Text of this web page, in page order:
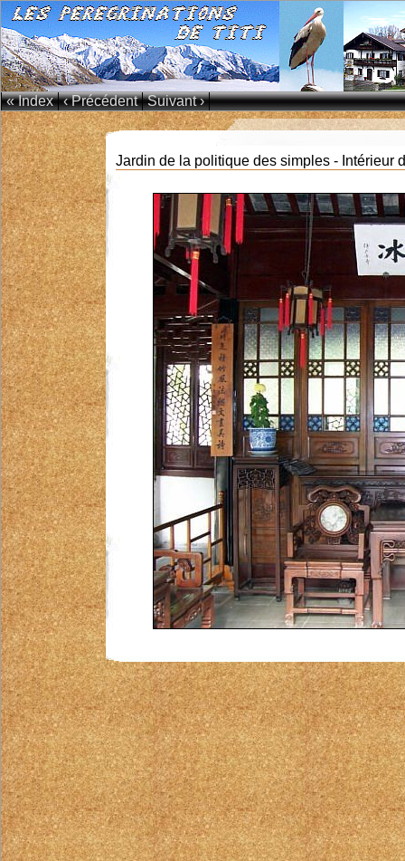
« Index ‹ Précédent Suivant ›
Jardin de la politique des simples - Intérieur